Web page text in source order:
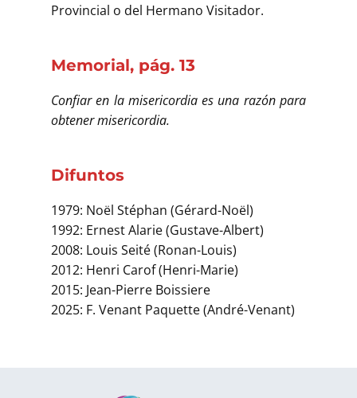
Provincial o del Hermano Visitador.
Memorial, pág. 13
Confiar en la misericordia es una razón para
obtener misericordia.
Difuntos
1979: Noël Stéphan (Gérard-Noël)
1992: Ernest Alarie (Gustave-Albert)
2008: Louis Seité (Ronan-Louis)
2012: Henri Carof (Henri-Marie)
2015: Jean-Pierre Boissiere
2025: F. Venant Paquette (André-Venant)